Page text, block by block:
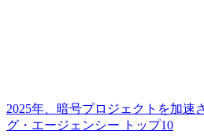
2025年、暗号プロジェクトを加速
グ・エージェンシー トップ10